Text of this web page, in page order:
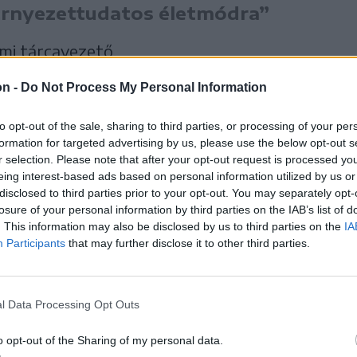
- Do Not Process My Personal Information
opt-out of the sale, sharing to third parties, or processing of your
for targeted advertising by us, please use the below opt-out
selection. Please note that after your opt-out request is processed
interest-based ads based on personal information utilized by us
to third parties prior to your opt-out. You may separately
of your personal information by third parties on the IAB’s list of
This information may also be disclosed by us to third parties on the
Participants that may further disclose it to other third parties.
Data Processing Opt Outs
opt-out of the Sharing of my personal data.
életmódra”
tárcavezető.
szervezet pályázhat, amely a projekt
egy önkormányzattal és/vagy oktatási
kapnak
legalább 70
és 18 év közötti fiatal